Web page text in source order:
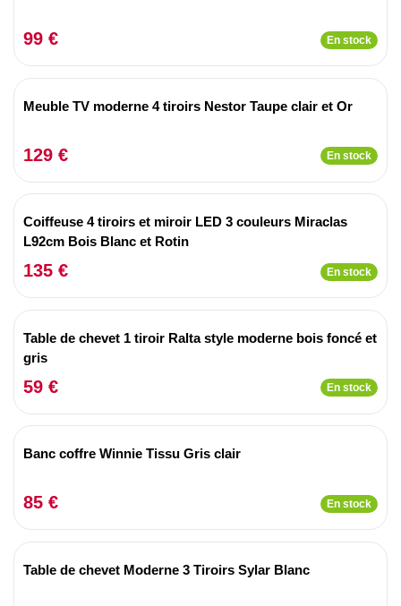
99 € En stock
Meuble TV moderne 4 tiroirs Nestor Taupe clair et Or
129 € En stock
Coiffeuse 4 tiroirs et miroir LED 3 couleurs Miraclas
L92cm Bois Blanc et Rotin
135 € En stock
Table de chevet 1 tiroir Ralta style moderne bois foncé et
gris
59 € En stock
Banc coffre Winnie Tissu Gris clair
85 € En stock
Table de chevet Moderne 3 Tiroirs Sylar Blanc